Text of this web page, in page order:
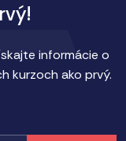
informácie o
kurzoch ako prvý.